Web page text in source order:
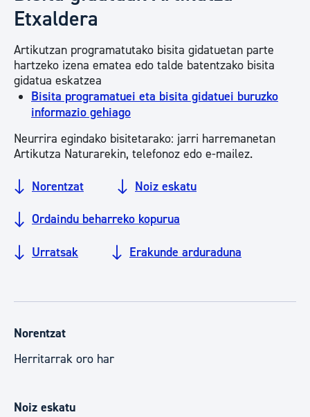
Etxaldera
Artikutzan programatutako bisita gidatuetan parte
hartzeko izena ematea edo talde batentzako bisita
gidatua eskatzea
Bisita programatuei eta bisita gidatuei buruzko
informazio gehiago
Neurrira egindako bisitetarako: jarri harremanetan
Artikutza Naturarekin, telefonoz edo e-mailez.
Norentzat Noiz eskatu
Ordaindu beharreko kopurua
Urratsak Erakunde arduraduna
Norentzat
Herritarrak oro har
Noiz eskatu